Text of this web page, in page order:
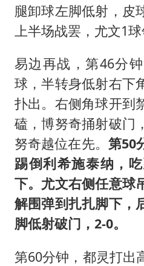
腿卸球左脚低射，皮
上半场战罢，尤文1球
易边再战，第46分
球，半转身低射右下
扑出。右侧角球开到
磕，博努奇捅射破门
努奇越位在先。 第50
踢倒利希施泰纳，
下。尤文右侧任意球
解围弹到扎扎脚下，
脚低射破门，2-0。
第60分钟，都灵打出